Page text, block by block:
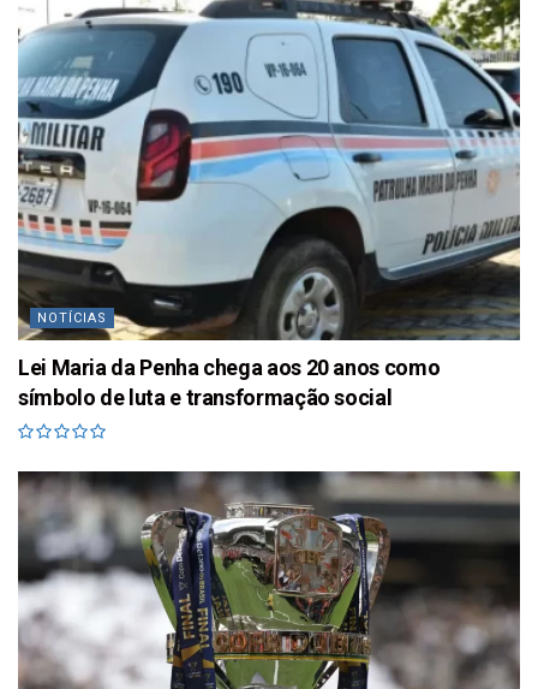
NOTÍCIAS
Lei Maria da Penha chega aos 20 anos como
símbolo de luta e transformação social